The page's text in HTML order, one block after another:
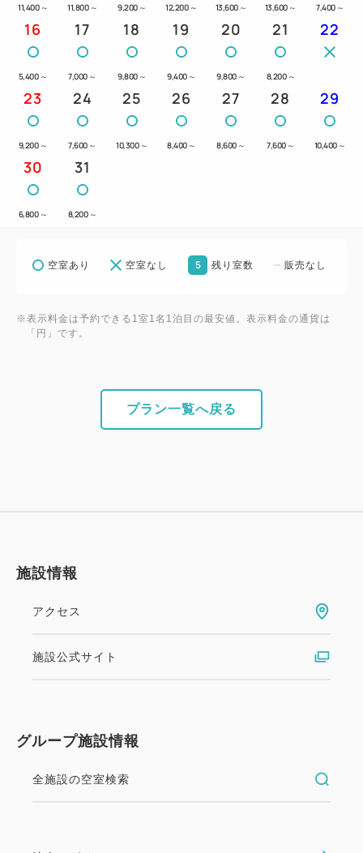
▽優しい寝心地Serta社製
ポケットコイルマットレス
▽毎日交換で清潔な
デュベスタイル羽毛布団
▽加湿空気清浄器完備
▽衛星放送（BS)
▽「番町さくら野パーキング」立体駐車場
入庫後２４時間／６００円
間200円→2026年2月4日より40分200円）
※タイムズ三日町パーキングプラザに駐車のお客様
問い合わせください。
【交通アクセス】
「八日町」下車徒歩約3分
11,400 ～ 11,800 ～ 9,200 ～ 12,200 ～ 13,600 ～ 13,600 ～ 7,400 ～
16
5,400 ～
17
7,000 ～
18
9,800 ～
19
9,400 ～
20
9,800 ～
21
8,200 ～
22
23
9,200 ～
24
7,600 ～
25
10,300 ～
26
8,400 ～
27
8,600 ～
28
7,600 ～
29
10,400 ～
30
6,800 ～
31
8,200 ～
空室あり 空室なし 5 残り室数 販売なし
※表示料金は予約できる1室1名1泊目の最安値。表示料金の通貨は
「円」です。
プラン一覧へ戻る
施設情報
アクセス
施設公式サイト
グループ施設情報
全施設の空室検索